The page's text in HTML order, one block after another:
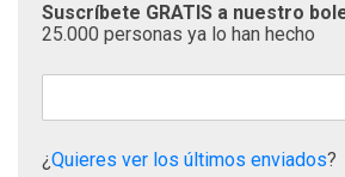
Suscríbete GRATIS a nuestro
25.000 personas ya lo han hecho
¿Quieres ver los últimos enviados?